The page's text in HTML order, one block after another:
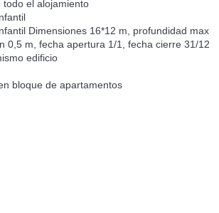
todo el alojamiento
Dimensiones 16*12 m, profundidad max
0,5 m, fecha apertura 1/1, fecha cierre 31/12
edificio
bloque de apartamentos